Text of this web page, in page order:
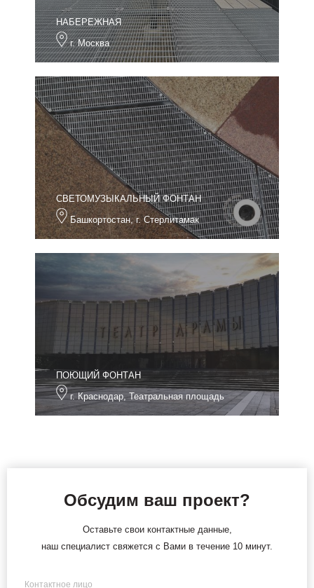
НАБЕРЕЖНАЯ
г. Москва
СВЕТОМУЗЫКАЛЬНЫЙ ФОНТАН
Башкортостан, г. Стерлитамак
ПОЮЩИЙ ФОНТАН
г. Краснодар, Театральная площадь
Обсудим ваш проект?
Оставьте свои контактные данные,
наш специалист свяжется с Вами в течение 10 минут.
Имя